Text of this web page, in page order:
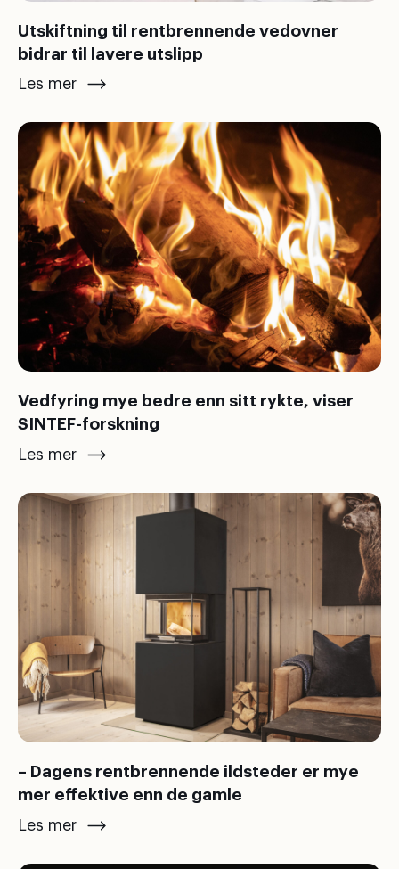
Utskiftning til rentbrennende vedovner
bidrar til lavere utslipp
Les mer
Vedfyring mye bedre enn sitt rykte, viser
SINTEF-forskning
Les mer
– Dagens rentbrennende ildsteder er mye
mer effektive enn de gamle
Les mer